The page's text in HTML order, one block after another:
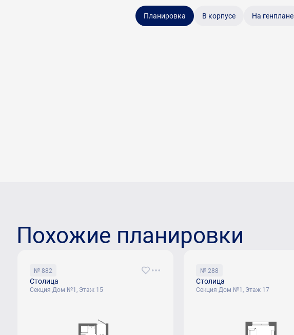
Планировка В корпусе На генплане
Похожие планировки
№ 882
Столица
Секция Дом №1, Этаж 15
№ 288
Столица
Секция Дом №1, Этаж 17